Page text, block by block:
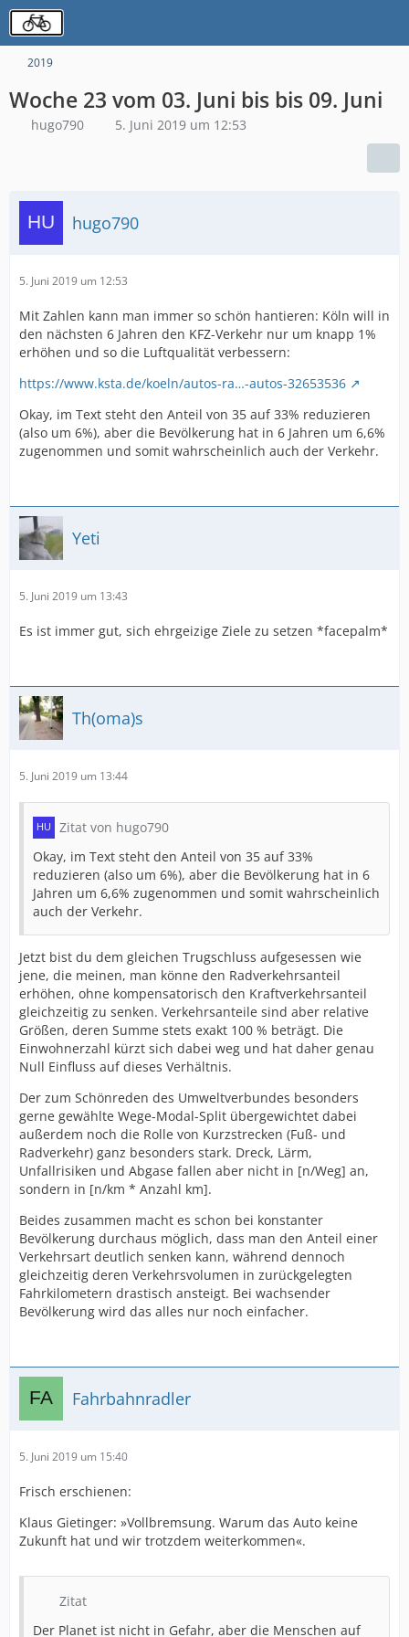
2019
Woche 23 vom 03. Juni bis bis 09. Juni
hugo790 5. Juni 2019 um 12:53
hugo790
5. Juni 2019 um 12:53
Mit Zahlen kann man immer so schön hantieren: Köln will in
den nächsten 6 Jahren den KFZ-Verkehr nur um knapp 1%
erhöhen und so die Luftqualität verbessern:
https://www.ksta.de/koeln/autos-ra…-autos-32653536
Okay, im Text steht den Anteil von 35 auf 33% reduzieren
(also um 6%), aber die Bevölkerung hat in 6 Jahren um 6,6%
zugenommen und somit wahrscheinlich auch der Verkehr.
Yeti
5. Juni 2019 um 13:43
Es ist immer gut, sich ehrgeizige Ziele zu setzen *facepalm*
Th(oma)s
5. Juni 2019 um 13:44
Zitat von hugo790
Okay, im Text steht den Anteil von 35 auf 33%
reduzieren (also um 6%), aber die Bevölkerung hat in 6
Jahren um 6,6% zugenommen und somit wahrscheinlich
auch der Verkehr.
Jetzt bist du dem gleichen Trugschluss aufgesessen wie
jene, die meinen, man könne den Radverkehrsanteil
erhöhen, ohne kompensatorisch den Kraftverkehrsanteil
gleichzeitig zu senken. Verkehrsanteile sind aber relative
Größen, deren Summe stets exakt 100 % beträgt. Die
Einwohnerzahl kürzt sich dabei weg und hat daher genau
Null Einfluss auf dieses Verhältnis.
Der zum Schönreden des Umweltverbundes besonders
gerne gewählte Wege-Modal-Split übergewichtet dabei
außerdem noch die Rolle von Kurzstrecken (Fuß- und
Radverkehr) ganz besonders stark. Dreck, Lärm,
Unfallrisiken und Abgase fallen aber nicht in [n/Weg] an,
sondern in [n/km * Anzahl km].
Beides zusammen macht es schon bei konstanter
Bevölkerung durchaus möglich, dass man den Anteil einer
Verkehrsart deutlich senken kann, während dennoch
gleichzeitig deren Verkehrsvolumen in zurückgelegten
Fahrkilometern drastisch ansteigt. Bei wachsender
Bevölkerung wird das alles nur noch einfacher.
Fahrbahnradler
5. Juni 2019 um 15:40
Frisch erschienen:
Klaus Gietinger: »Vollbremsung. Warum das Auto keine
Zukunft hat und wir trotzdem weiterkommen«.
Zitat
Der Planet ist nicht in Gefahr, aber die Menschen auf